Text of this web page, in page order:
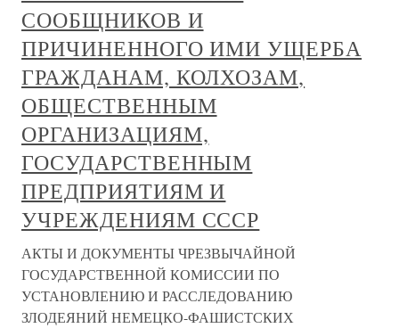
СООБЩНИКОВ И
ПРИЧИНЕННОГО ИМИ УЩЕРБА
ГРАЖДАНАМ, КОЛХОЗАМ,
ОБЩЕСТВЕННЫМ
ОРГАНИЗАЦИЯМ,
ГОСУДАРСТВЕННЫМ
ПРЕДПРИЯТИЯМ И
УЧРЕЖДЕНИЯМ СССР
АКТЫ И ДОКУМЕНТЫ ЧРЕЗВЫЧАЙНОЙ
ГОСУДАРСТВЕННОЙ КОМИССИИ ПО
УСТАНОВЛЕНИЮ И РАССЛЕДОВАНИЮ
ЗЛОДЕЯНИЙ НЕМЕЦКО-ФАШИСТСКИХ